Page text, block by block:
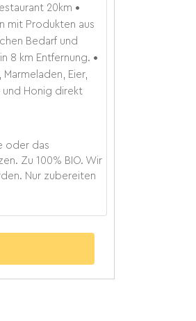
20 km
mit Produkten aus
Bedarf und
8 km Entfernung.
Marmeladen, Eier,
und Honig direkt
oder das
Zu 100% BIO. Wir
Nur zubereiten